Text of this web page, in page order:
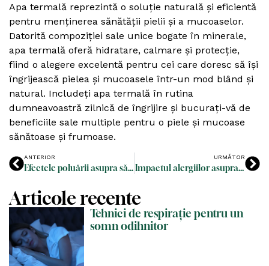
Apa termală reprezintă o soluție naturală și eficientă
pentru menținerea sănătății pielii și a mucoaselor.
Datorită compoziției sale unice bogate în minerale,
apa termală oferă hidratare, calmare și protecție,
fiind o alegere excelentă pentru cei care doresc să își
îngrijească pielea și mucoasele într-un mod blând și
natural. Includeți apa termală în rutina
dumneavoastră zilnică de îngrijire și bucurați-vă de
beneficiile sale multiple pentru o piele și mucoase
sănătoase și frumoase.
ANTERIOR
Efectele poluării asupra sănătății nasului și cum să ne protejăm
URMĂTOR
Impactul alergiilor asupra respirației și soluții de ameliorare
Articole recente
Tehnici de respirație pentru un
somn odihnitor